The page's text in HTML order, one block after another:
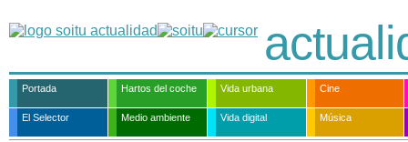
Portada Hartos del coche Vida urbana Cine
El Selector Medio ambiente Vida digital Música